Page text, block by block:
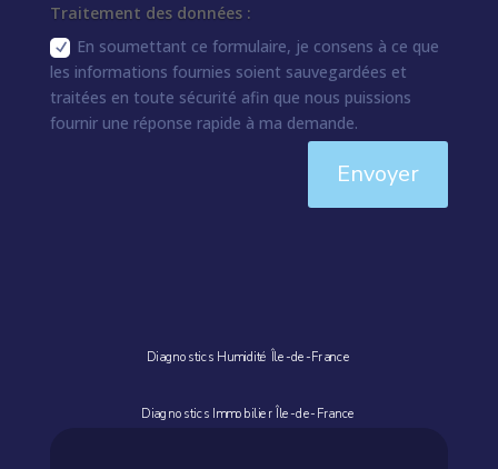
Traitement des données :
En soumettant ce formulaire, je consens à ce que
les informations fournies soient sauvegardées et
traitées en toute sécurité afin que nous puissions
fournir une réponse rapide à ma demande.
Envoyer
Diagnostics Humidité Île-de-France
Diagnostics Immobilier Île-de-France